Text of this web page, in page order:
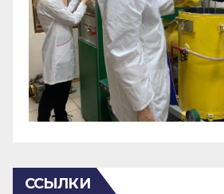
ССЫЛКИ